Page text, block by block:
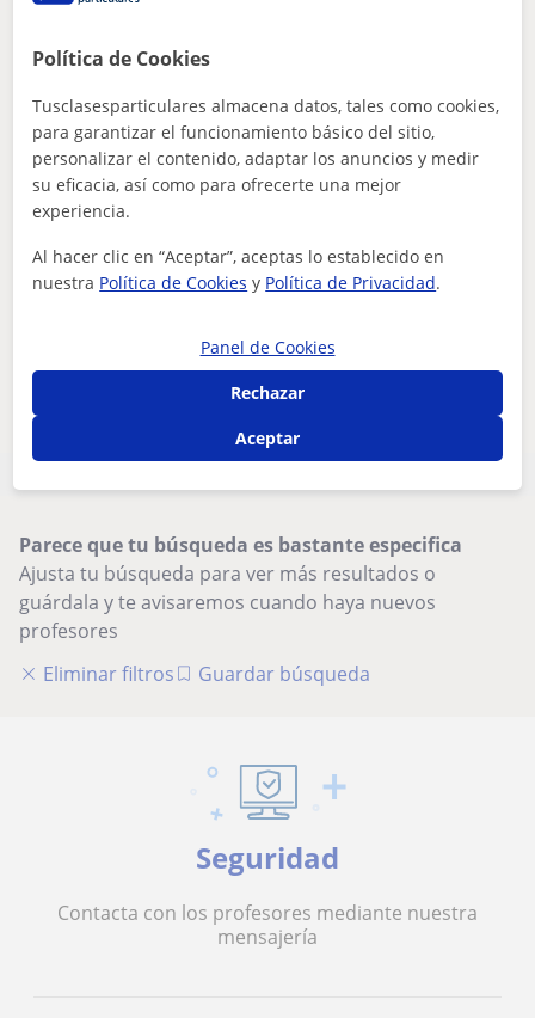
Costura
Profesora de costura y patronaje , costura
creativa y talleres intensivos
Tengo experiencia en grupo reducidos para clases de
costura. Grupos de adultos, adolescentes y niños. Doy
clases en tiendas y asociaciones.
ver más Contactar
Parece que tu búsqueda es bastante especifica
Ajusta tu búsqueda para ver más resultados o
guárdala y te avisaremos cuando haya nuevos
profesores
Eliminar filtros
Guardar búsqueda
Seguridad
Contacta con los profesores mediante nuestra
mensajería
Política de Cookies
Tusclasesparticulares almacena datos, tales como cookies,
para garantizar el funcionamiento básico del sitio,
personalizar el contenido, adaptar los anuncios y medir
su eficacia, así como para ofrecerte una mejor
experiencia.
Al hacer clic en “Aceptar”, aceptas lo establecido en
nuestra Política de Cookies y Política de Privacidad.
Panel de Cookies
Rechazar
Aceptar